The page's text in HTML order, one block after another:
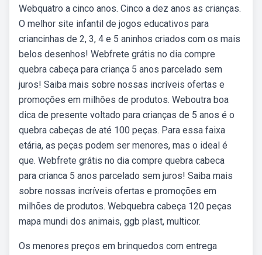
Webquatro a cinco anos. Cinco a dez anos as crianças.
O melhor site infantil de jogos educativos para
criancinhas de 2, 3, 4 e 5 aninhos criados com os mais
belos desenhos! Webfrete grátis no dia compre
quebra cabeça para criança 5 anos parcelado sem
juros! Saiba mais sobre nossas incríveis ofertas e
promoções em milhões de produtos. Weboutra boa
dica de presente voltado para crianças de 5 anos é o
quebra cabeças de até 100 peças. Para essa faixa
etária, as peças podem ser menores, mas o ideal é
que. Webfrete grátis no dia compre quebra cabeca
para crianca 5 anos parcelado sem juros! Saiba mais
sobre nossas incríveis ofertas e promoções em
milhões de produtos. Webquebra cabeça 120 peças
mapa mundi dos animais, ggb plast, multicor.
Os menores preços em brinquedos com entrega